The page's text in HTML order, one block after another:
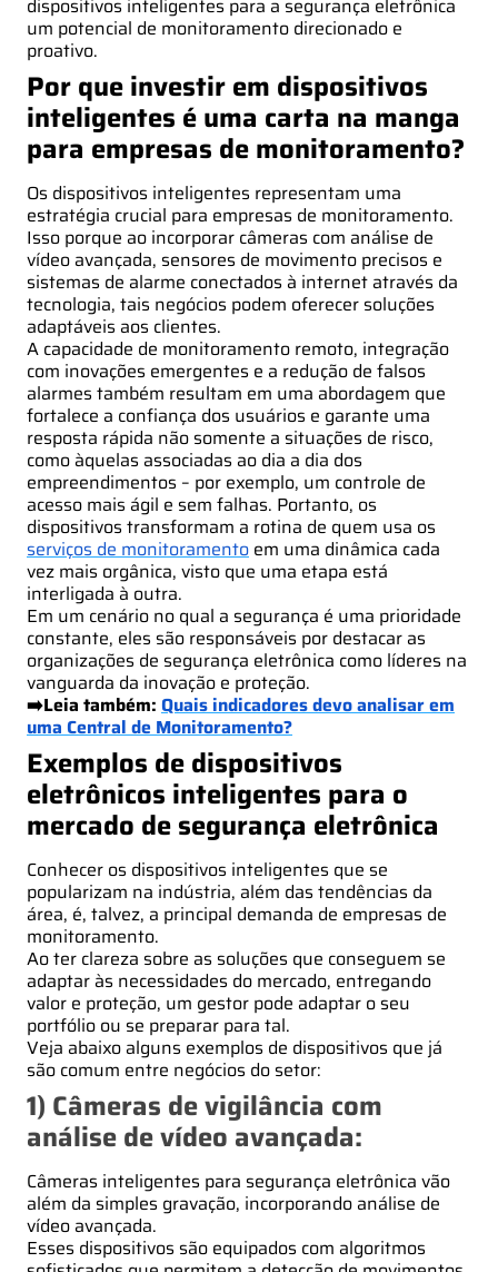
dispositivos inteligentes para a segurança eletrônica
um potencial de monitoramento direcionado e
proativo.
Por que investir em dispositivos
inteligentes é uma carta na manga
para empresas de monitoramento?
Os dispositivos inteligentes representam uma
estratégia crucial para empresas de monitoramento.
Isso porque ao incorporar câmeras com análise de
vídeo avançada, sensores de movimento precisos e
sistemas de alarme conectados à internet através da
tecnologia, tais negócios podem oferecer soluções
adaptáveis aos clientes.
A capacidade de monitoramento remoto, integração
com inovações emergentes e a redução de falsos
alarmes também resultam em uma abordagem que
fortalece a confiança dos usuários e garante uma
resposta rápida não somente a situações de risco,
como àquelas associadas ao dia a dia dos
empreendimentos – por exemplo, um controle de
acesso mais ágil e sem falhas. Portanto, os
dispositivos transformam a rotina de quem usa os
serviços de monitoramento em uma dinâmica cada
vez mais orgânica, visto que uma etapa está
interligada à outra.
Em um cenário no qual a segurança é uma prioridade
constante, eles são responsáveis por destacar as
organizações de segurança eletrônica como líderes na
vanguarda da inovação e proteção.
➡️Leia também: Quais indicadores devo analisar em
uma Central de Monitoramento?
Exemplos de dispositivos
eletrônicos inteligentes para o
mercado de segurança eletrônica
Conhecer os dispositivos inteligentes que se
popularizam na indústria, além das tendências da
área, é, talvez, a principal demanda de empresas de
monitoramento.
Ao ter clareza sobre as soluções que conseguem se
adaptar às necessidades do mercado, entregando
valor e proteção, um gestor pode adaptar o seu
portfólio ou se preparar para tal.
Veja abaixo alguns exemplos de dispositivos que já
são comum entre negócios do setor:
1) Câmeras de vigilância com
análise de vídeo avançada:
Câmeras inteligentes para segurança eletrônica vão
além da simples gravação, incorporando análise de
vídeo avançada.
Esses dispositivos são equipados com algoritmos